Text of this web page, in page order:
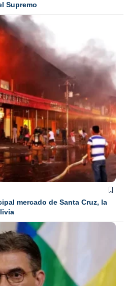
Supremo
mercado de Santa Cruz, la